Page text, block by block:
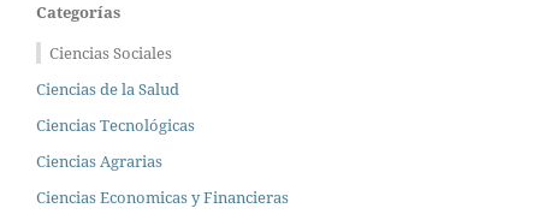
Categorías
Ciencias Sociales
Ciencias de la Salud
Ciencias Tecnológicas
Ciencias Agrarias
Ciencias Economicas y Financieras